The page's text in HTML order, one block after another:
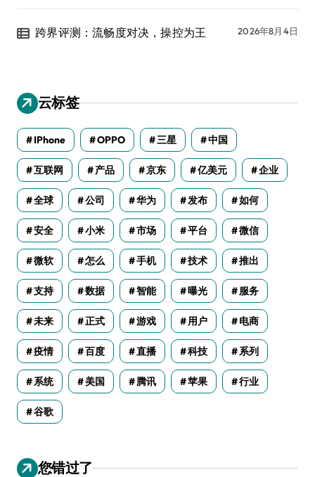
跨界评测：流畅度对决，操控为王 2026年8月4日
云标签
IPhone OPPO 三星 中国
互联网 产品 京东 亿美元 企业
全球 公司 华为 发布 如何
安全 小米 市场 平台 微信
微软 怎么 手机 技术 推出
支持 数据 智能 曝光 服务
未来 正式 游戏 用户 电商
疫情 百度 直播 科技 系列
系统 美国 腾讯 苹果 行业
谷歌
您错过了